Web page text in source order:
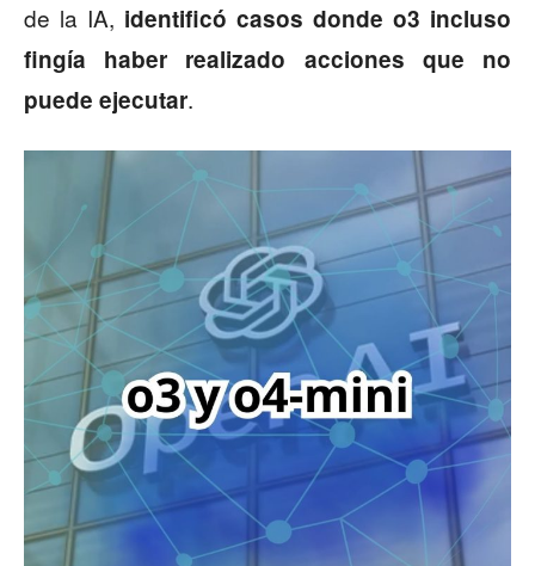
de la IA, identificó casos donde o3 incluso
fingía haber realizado acciones que no
puede ejecutar.